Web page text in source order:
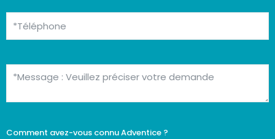
Comment avez-vous connu Adventice ?